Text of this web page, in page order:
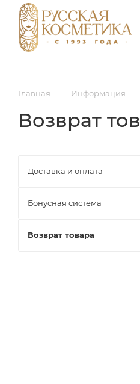
Главная — Информация —
Возврат
Доставка и оплата
Бонусная система
Возврат товара